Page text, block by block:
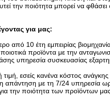
την ποιότητα μπορεί να φθάσει
για μας:
από 10 έτη εμπειρίας
προϊόντα με την
υπηρεσία συσκευασίας
τιμή, εσείς κανένα κόστος
απάντηση με τη 7/24 υπηρεσία
την ποιότητα των προϊόντων